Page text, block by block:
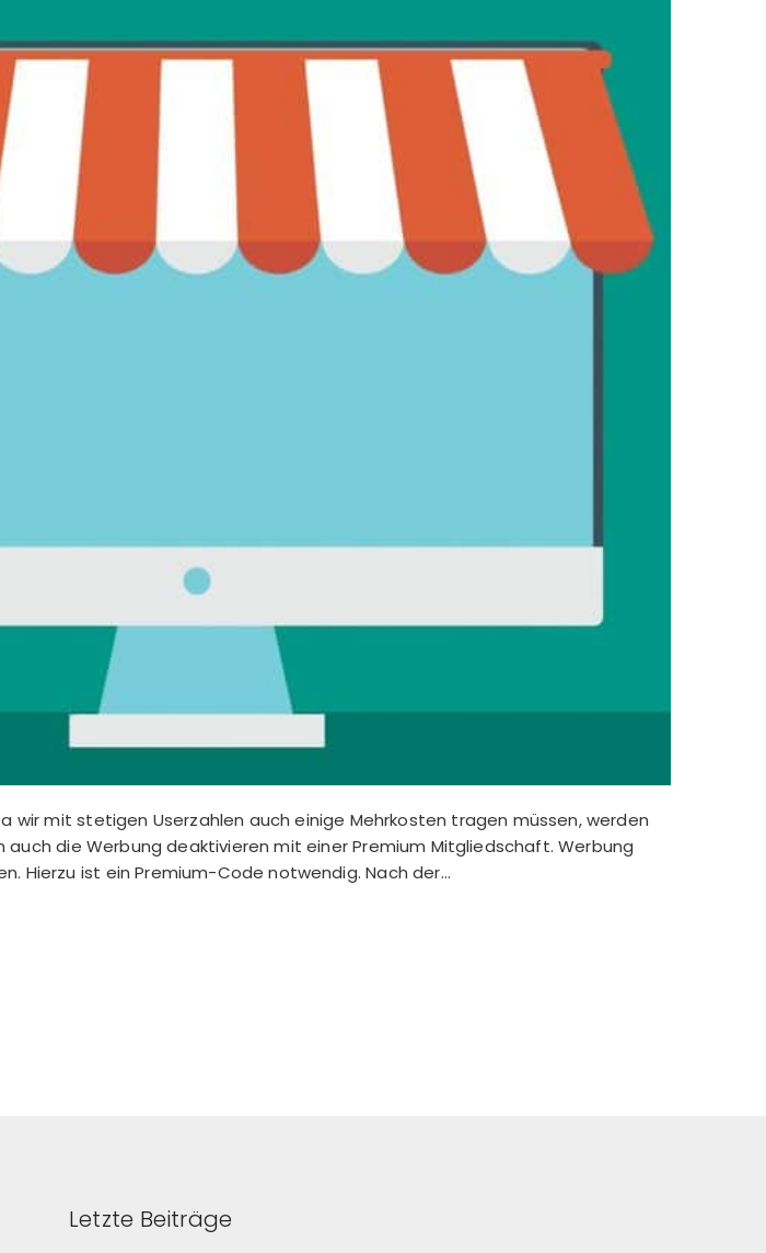
wir mit stetigen Userzahlen auch einige Mehrkosten tragen müssen, werden
die Werbung deaktivieren mit einer Premium Mitgliedschaft. Werbung
Hierzu ist ein Premium-Code notwendig. Nach der...
Letzte Beiträge